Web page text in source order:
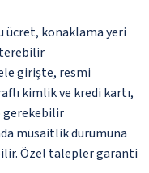
ücret, konaklama yeri
girişte, resmi
kimlik ve kredi kartı,
gerekebilir
müsaitlik durumuna
Özel talepler garanti